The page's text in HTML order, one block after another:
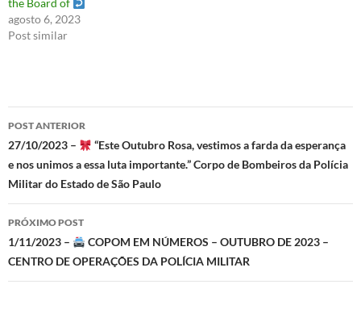
the Board of
agosto 6, 2023
Post similar
Navegação
de
posts
POST ANTERIOR
27/10/2023 –
“Este Outubro Rosa, vestimos a farda da esperança
e nos unimos a essa luta importante.” Corpo de Bombeiros da Polícia
Militar do Estado de São Paulo
PRÓXIMO POST
1/11/2023 –
COPOM EM NÚMEROS – OUTUBRO DE 2023 –
CENTRO DE OPERAÇÕES DA POLÍCIA MILITAR